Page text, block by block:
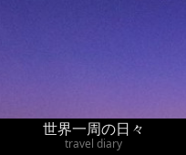
世界一周の日々
travel diary